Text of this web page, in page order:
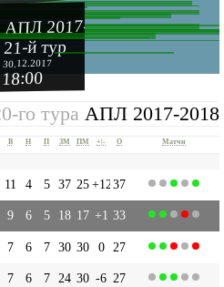
АПЛ 2017-2018
21-й тур
30.12.2017
18:00
го тура АПЛ 2017-2018
В Н П ЗМ ПМ +|- О Матчи
11 4 5 37 25+1237
9 6 5 18 17 +1 33
7 6 7 30 30 0 27
7 6 7 24 30 -6 27